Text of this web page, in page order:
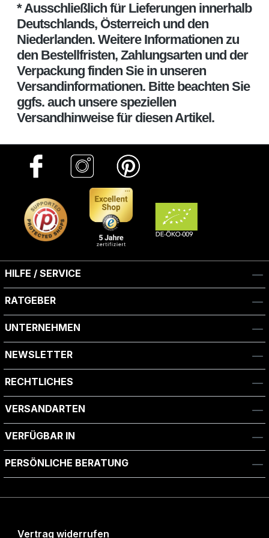
* Ausschließlich für Lieferungen innerhalb
Deutschlands, Österreich und den
Niederlanden. Weitere Informationen zu
den Bestellfristen, Zahlungsarten und der
Verpackung finden Sie in unseren
Versandinformationen. Bitte beachten Sie
ggfs. auch unsere speziellen
Versandhinweise für diesen Artikel.
HILFE / SERVICE
RATGEBER
UNTERNEHMEN
NEWSLETTER
RECHTLICHES
VERSANDARTEN
VERFÜGBAR IN
PERSÖNLICHE BERATUNG
Vertrag widerrufen